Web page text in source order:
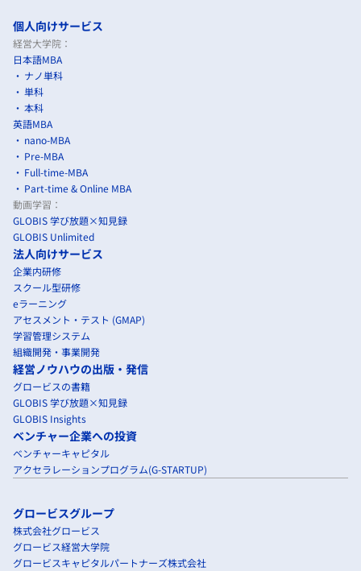
個人向けサービス
経営大学院：
日本語MBA
ナノ単科
単科
本科
英語MBA
nano-MBA
Pre-MBA
Full-time-MBA
Part-time & Online MBA
動画学習：
GLOBIS 学び放題×知見録
GLOBIS Unlimited
法人向けサービス
企業内研修
スクール型研修
eラーニング
アセスメント・テスト (GMAP)
学習管理システム
組織開発・事業開発
経営ノウハウの出版・発信
グロービスの書籍
GLOBIS 学び放題×知見録
GLOBIS Insights
ベンチャー企業への投資
ベンチャーキャピタル
アクセラレーションプログラム(G-STARTUP)
グロービスグループ
株式会社グロービス
グロービス経営大学院
グロービスキャピタルパートナーズ株式会社